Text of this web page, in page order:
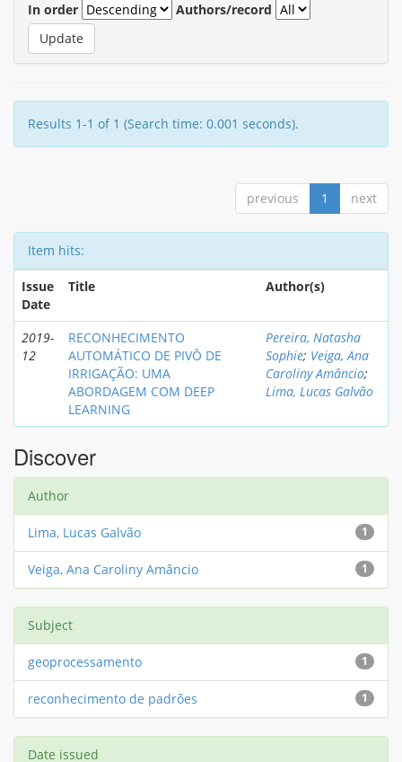
In order
Authors/record
Results 1-1 of 1 (Search time: 0.001 seconds).
previous 1 next
Item hits:
Issue
Date
Title Author(s)
2019-
12
RECONHECIMENTO
AUTOMÁTICO DE PIVÔ DE
IRRIGAÇÃO: UMA
ABORDAGEM COM DEEP
LEARNING
Pereira, Natasha
Sophie; Veiga, Ana
Caroliny Amâncio;
Lima, Lucas Galvão
Discover
Author
1
Lima, Lucas Galvão
1
Veiga, Ana Caroliny Amâncio
Subject
1
geoprocessamento
1
reconhecimento de padrões
Date issued